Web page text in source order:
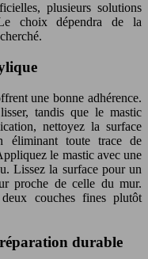
plusieurs solutions
choix dépendra de la
une bonne adhérence.
tandis que le mastic
nettoyez la surface
éliminant toute trace de
le mastic avec une
Lissez la surface pour un
proche de celle du mur.
couches fines plutôt
durable